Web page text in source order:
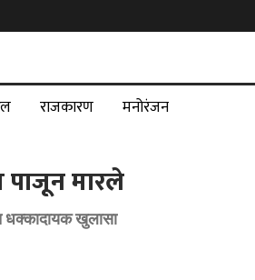
राजकारण मनोरंजन
पाजून मारले
धक्कादायक खुलासा